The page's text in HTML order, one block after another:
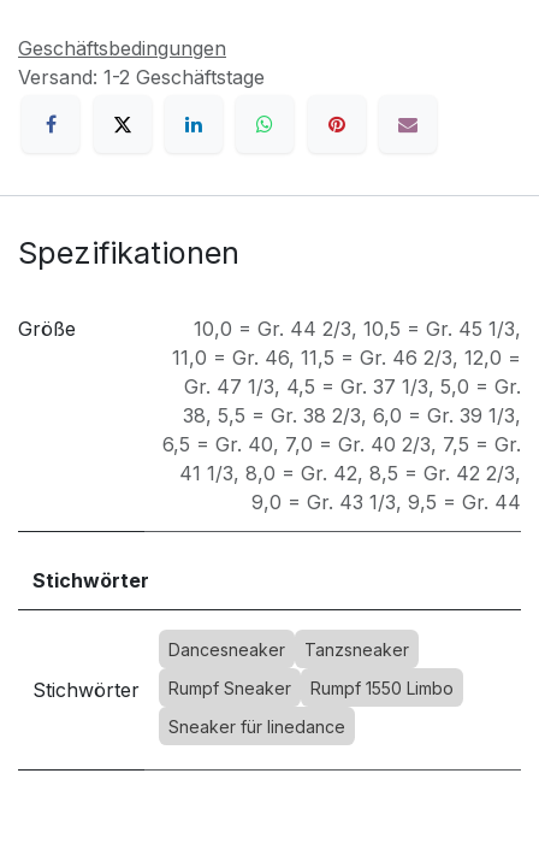
Geschäftsbedingungen
Versand: 1-2 Geschäftstage
Spezifikationen
Größe 10,0 = Gr. 44 2/3, 10,5 = Gr. 45 1/3,
11,0 = Gr. 46, 11,5 = Gr. 46 2/3, 12,0 =
Gr. 47 1/3, 4,5 = Gr. 37 1/3, 5,0 = Gr.
38, 5,5 = Gr. 38 2/3, 6,0 = Gr. 39 1/3,
6,5 = Gr. 40, 7,0 = Gr. 40 2/3, 7,5 = Gr.
41 1/3, 8,0 = Gr. 42, 8,5 = Gr. 42 2/3,
9,0 = Gr. 43 1/3, 9,5 = Gr. 44
Stichwörter
Stichwörter
Dancesneaker
Tanzsneaker
Rumpf Sneaker
Rumpf 1550 Limbo
Sneaker für linedance